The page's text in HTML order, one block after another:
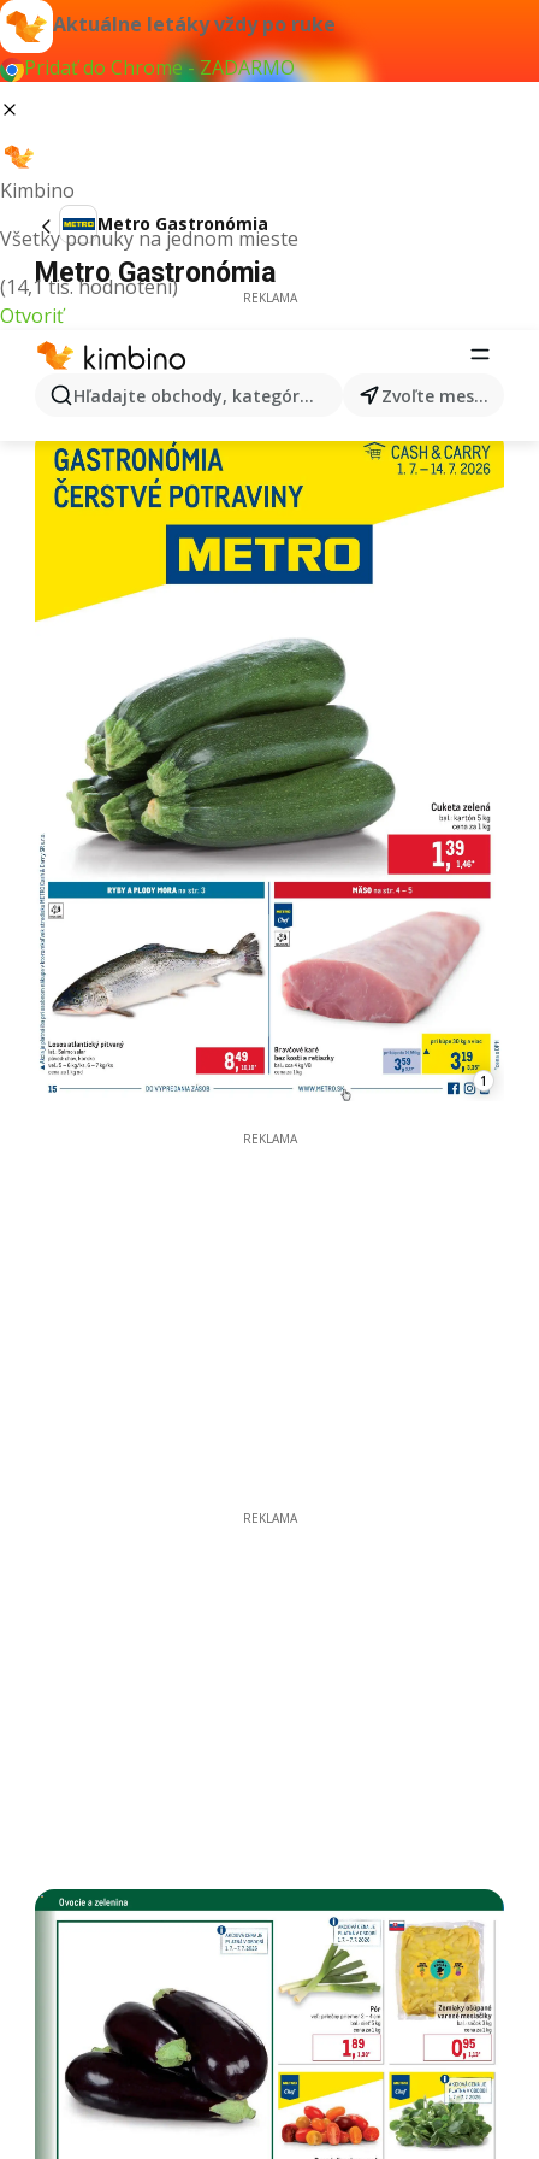
Aktuálne letáky vždy po ruke
Pridať do Chrome - ZADARMO
Kimbino
Všetky ponuky na jednom mieste
(14,1 tis. hodnotení)
Otvoriť
Hľadajte obchody, kategórie, produkty... Zvoľte mesto
Metro Gastronómia
Metro Gastronómia
REKLAMA
1
REKLAMA
REKLAMA